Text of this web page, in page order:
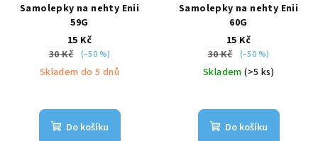
Samolepky na nehty Enii
59G
15 Kč
30 Kč
(–50 %)
Skladem do 5 dnů
Do košíku
Samolepky na nehty Enii
60G
15 Kč
30 Kč
(–50 %)
Skladem(>5 ks)
Do košíku